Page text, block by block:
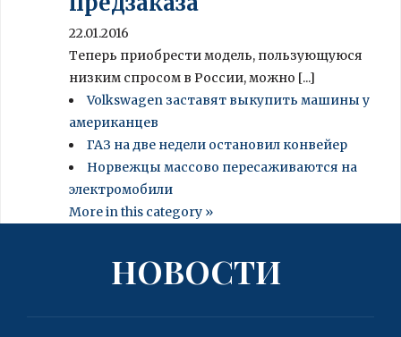
22.01.2016
Теперь приобрести модель, пользующуюся
низким спросом в России, можно [...]
Volkswagen заставят выкупить машины у
американцев
ГАЗ на две недели остановил конвейер
Норвежцы массово пересаживаются на
электромобили
More in this category »
НОВОСТИ